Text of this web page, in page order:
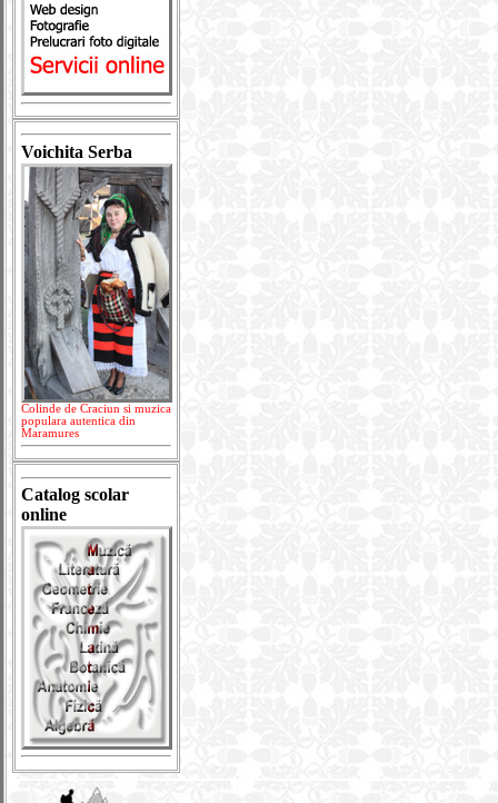
Voichita Serba
Colinde de Craciun si muzica
populara autentica din
Maramures
Catalog scolar
online